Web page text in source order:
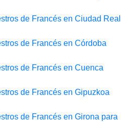
de Francés en Ciudad Real
de Francés en Córdoba
de Francés en Cuenca
de Francés en Gipuzkoa
de Francés en Girona para